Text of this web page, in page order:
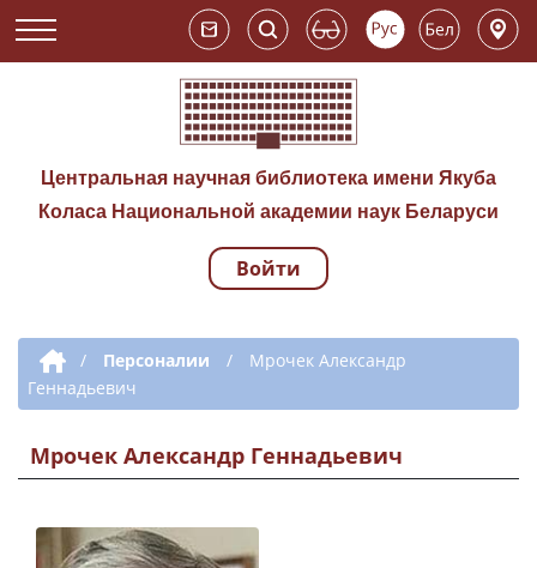
Центральная научная библиотека имени Якуба
Коласа Национальной академии наук Беларуси
Навигация по
Войти
Дополнительная навигация
/ Персоналии /
Мрочек Александр
Геннадьевич
Мрочек Александр Геннадьевич